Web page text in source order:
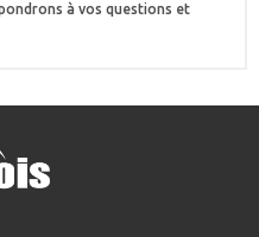
à vos questions et